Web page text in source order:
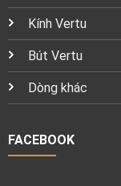
Kính Vertu
Bút Vertu
Dòng khác
FACEBOOK